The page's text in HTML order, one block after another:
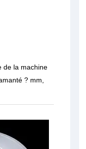
de la machine
? mm,